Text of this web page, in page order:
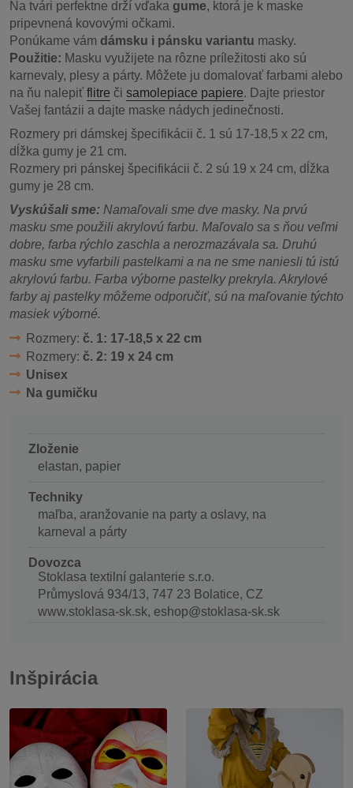
Na tvári perfektne drží vďaka gume, ktorá je k maske
pripevnená kovovými očkami.
Ponúkame vám dámsku i pánsku variantu masky.
Použitie: Masku využijete na rôzne príležitosti ako sú
karnevaly, plesy a párty. Môžete ju domalovať farbami alebo
na ňu nalepiť flitre či samolepiace papiere. Dajte priestor
Vašej fantázii a dajte maske nádych jedinečnosti.
Rozmery pri dámskej špecifikácii č. 1 sú 17-18,5 x 22 cm,
dĺžka gumy je 21 cm.
Rozmery pri pánskej špecifikácii č. 2 sú 19 x 24 cm, dĺžka
gumy je 28 cm.
Vyskúšali sme: Namaľovali sme dve masky. Na prvú
masku sme použili akrylovú farbu. Maľovalo sa s ňou veľmi
dobre, farba rýchlo zaschla a nerozmazávala sa. Druhú
masku sme vyfarbili pastelkami a na ne sme naniesli tú istú
akrylovú farbu. Farba výborne pastelky prekryla. Akrylové
farby aj pastelky môžeme odporučiť, sú na maľovanie týchto
masiek výborné.
Rozmery: č. 1: 17-18,5 x 22 cm
Rozmery: č. 2: 19 x 24 cm
Unisex
Na gumičku
Zloženie
elastan, papier
Techniky
maľba, aranžovanie na party a oslavy, na
karneval a párty
Dovozca
Stoklasa textilní galanterie s.r.o.
Průmyslová 934/13, 747 23 Bolatice, CZ
www.stoklasa-sk.sk, eshop@stoklasa-sk.sk
Inšpirácia